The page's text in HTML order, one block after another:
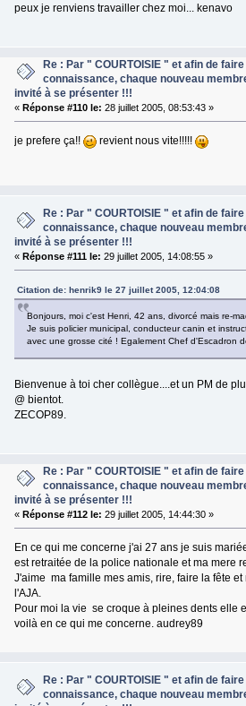
peux je renviens travailler chez moi... kenavo
Re : Par " COURTOISIE " et afin de faire
connaissance, chaque nouveau
invité à se présenter !!!
« Réponse #110 le: 28 juillet 2005, 08:53:43 »
je prefere ça!! revient nous vite!!!!!
Re : Par " COURTOISIE " et afin de faire
connaissance, chaque nouveau
invité à se présenter !!!
« Réponse #111 le: 29 juillet 2005, 14:08:55 »
Citation de: henrik9 le 27 juillet 2005, 12:04:08
Bonjours, moi c'est Henri, 42 ans, divorcé mais re-
Je suis policier municipal, conducteur canin et
avec une grosse cité ! Egalement Chef d'Escadron
Bienvenue à toi cher collègue....et un PM de
@ bientot.
ZECOP89.
Re : Par " COURTOISIE " et afin de faire
connaissance, chaque nouveau
invité à se présenter !!!
« Réponse #112 le: 29 juillet 2005, 14:44:30 »
En ce qui me concerne j'ai 27 ans je suis
est retraitée de la police nationale et ma mere
J'aime ma famille mes amis, rire, faire la fête
l'AJA.
Pour moi la vie se croque à pleines dents elle
voilà en ce qui me concerne. audrey89
Re : Par " COURTOISIE " et afin de faire
connaissance, chaque nouveau